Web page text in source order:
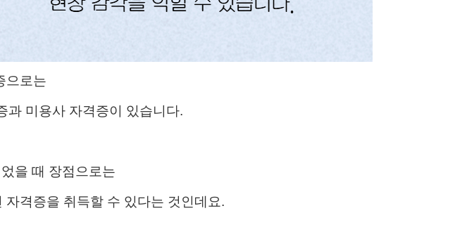
으로는
미 용사 자격증이 있습니다.
을 때 장점으로는
격증을 취득할 수 있다는 것인데요.